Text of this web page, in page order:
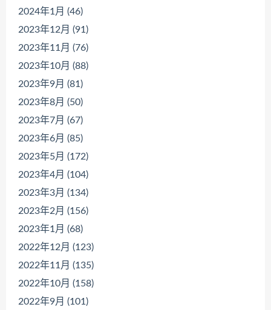
2024年1月 (46)
2023年12月 (91)
2023年11月 (76)
2023年10月 (88)
2023年9月 (81)
2023年8月 (50)
2023年7月 (67)
2023年6月 (85)
2023年5月 (172)
2023年4月 (104)
2023年3月 (134)
2023年2月 (156)
2023年1月 (68)
2022年12月 (123)
2022年11月 (135)
2022年10月 (158)
2022年9月 (101)